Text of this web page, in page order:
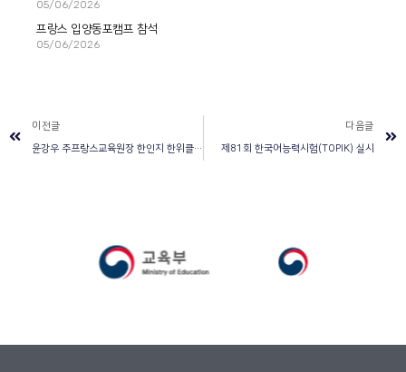
05/06/2026
프랑스 입양동포캠프 참석
05/06/2026
이전글
윤강우 주프랑스교육원장 한인지 한위클리 인터뷰
다음글
제81회 한국어능력시험(TOPIK) 실시